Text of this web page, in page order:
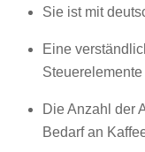
Sie ist mit
Eine
Die Anzahl der
Bedarf an